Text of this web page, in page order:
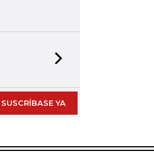
SUSCRÍBASE YA